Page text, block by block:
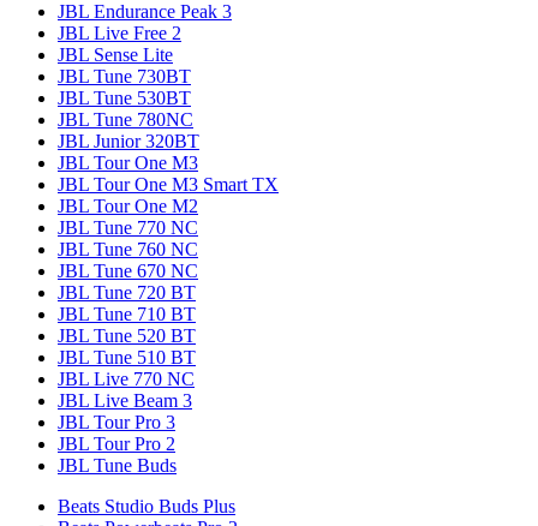
JBL Endurance Peak 3
JBL Live Free 2
JBL Sense Lite
JBL Tune 730BT
JBL Tune 530BT
JBL Tune 780NC
JBL Junior 320BT
JBL Tour One M3
JBL Tour One M3 Smart TX
JBL Tour One M2
JBL Tune 770 NC
JBL Tune 760 NC
JBL Tune 670 NC
JBL Tune 720 BT
JBL Tune 710 BT
JBL Tune 520 BT
JBL Tune 510 BT
JBL Live 770 NC
JBL Live Beam 3
JBL Tour Pro 3
JBL Tour Pro 2
JBL Tune Buds
Beats Studio Buds Plus